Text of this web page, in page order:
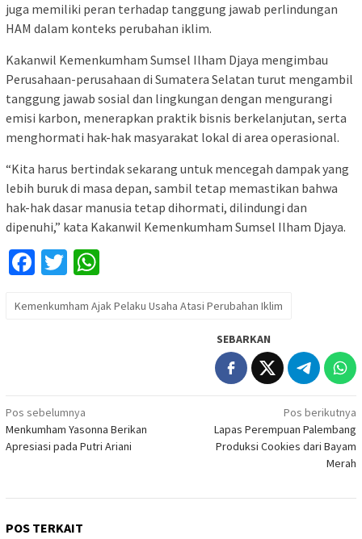
juga memiliki peran terhadap tanggung jawab perlindungan
HAM dalam konteks perubahan iklim.
Kakanwil Kemenkumham Sumsel Ilham Djaya mengimbau
Perusahaan-perusahaan di Sumatera Selatan turut mengambil
tanggung jawab sosial dan lingkungan dengan mengurangi
emisi karbon, menerapkan praktik bisnis berkelanjutan, serta
menghormati hak-hak masyarakat lokal di area operasional.
“Kita harus bertindak sekarang untuk mencegah dampak yang
lebih buruk di masa depan, sambil tetap memastikan bahwa
hak-hak dasar manusia tetap dihormati, dilindungi dan
dipenuhi,” kata Kakanwil Kemenkumham Sumsel Ilham Djaya.
Facebook
Twitter
Kemenkumham Ajak Pelaku Usaha Atasi Perubahan Iklim
SEBARKAN
Navigasi
pos
Pos sebelumnya
Menkumham Yasonna Berikan
Apresiasi pada Putri Ariani
Pos berikutnya
Lapas Perempuan Palembang
Produksi Cookies dari Bayam
Merah
POS TERKAIT